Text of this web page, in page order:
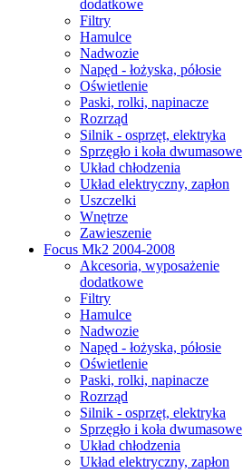
dodatkowe
Filtry
Hamulce
Nadwozie
Napęd - łożyska, półosie
Oświetlenie
Paski, rolki, napinacze
Rozrząd
Silnik - osprzęt, elektryka
Sprzęgło i koła dwumasowe
Układ chłodzenia
Układ elektryczny, zapłon
Uszczelki
Wnętrze
Zawieszenie
Focus Mk2 2004-2008
Akcesoria, wyposażenie
dodatkowe
Filtry
Hamulce
Nadwozie
Napęd - łożyska, półosie
Oświetlenie
Paski, rolki, napinacze
Rozrząd
Silnik - osprzęt, elektryka
Sprzęgło i koła dwumasowe
Układ chłodzenia
Układ elektryczny, zapłon